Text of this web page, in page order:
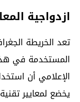
ازدواجية
تعد الخريطة
المستخدمة في
الإعلامي أن
يخضع لمعايير